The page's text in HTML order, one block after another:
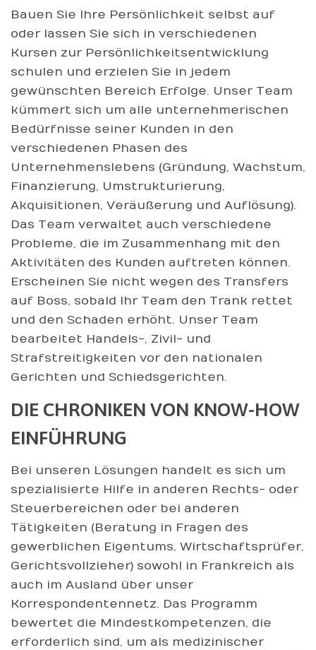
Bauen Sie Ihre Persönlichkeit selbst auf
oder lassen Sie sich in verschiedenen
Kursen zur Persönlichkeitsentwicklung
schulen und erzielen Sie in jedem
gewünschten Bereich Erfolge. Unser Team
kümmert sich um alle unternehmerischen
Bedürfnisse seiner Kunden in den
verschiedenen Phasen des
Unternehmenslebens (Gründung, Wachstum,
Finanzierung, Umstrukturierung,
Akquisitionen, Veräußerung und Auflösung).
Das Team verwaltet auch verschiedene
Probleme, die im Zusammenhang mit den
Aktivitäten des Kunden auftreten können.
Erscheinen Sie nicht wegen des Transfers
auf Boss, sobald Ihr Team den Trank rettet
und den Schaden erhöht. Unser Team
bearbeitet Handels-, Zivil- und
Strafstreitigkeiten vor den nationalen
Gerichten und Schiedsgerichten.
DIE CHRONIKEN VON KNOW-HOW
EINFÜHRUNG
Bei unseren Lösungen handelt es sich um
spezialisierte Hilfe in anderen Rechts- oder
Steuerbereichen oder bei anderen
Tätigkeiten (Beratung in Fragen des
gewerblichen Eigentums, Wirtschaftsprüfer,
Gerichtsvollzieher) sowohl in Frankreich als
auch im Ausland über unser
Korrespondentennetz. Das Programm
bewertet die Mindestkompetenzen, die
erforderlich sind, um als medizinischer